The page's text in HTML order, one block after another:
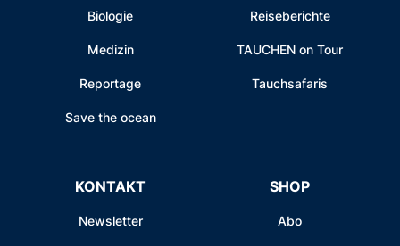
Biologie
Medizin
Reportage
Save the ocean
Reiseberichte
TAUCHEN on Tour
Tauchsafaris
KONTAKT
Newsletter
SHOP
Abo